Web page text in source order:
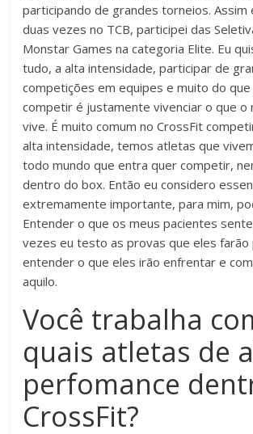
participando de grandes torneios. Assim
duas vezes no TCB, participei das
Monstar Games na categoria Elite. Eu
tudo, a alta intensidade, participar de
competições em equipes e muito do
competir é justamente vivenciar o que o
vive. É muito comum no CrossFit
alta intensidade, temos atletas que
todo mundo que entra quer competir,
dentro do box. Então eu considero
extremamente importante, para mim,
Entender o que os meus pacientes
vezes eu testo as provas que eles
entender o que eles irão enfrentar e
aquilo.
Você trabalha
quais atletas de
perfomance
CrossFit?